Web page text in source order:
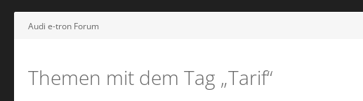
Audi e-tron Forum
Themen mit dem Tag „Tarif“